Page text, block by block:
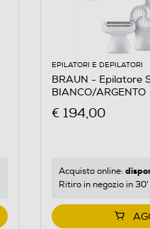
EPILATORI E DEPILATORI
BRAUN - Epilatore
BIANCO/ARGENTO
€ 194,00
Acquisto online:
Ritiro in negozio in